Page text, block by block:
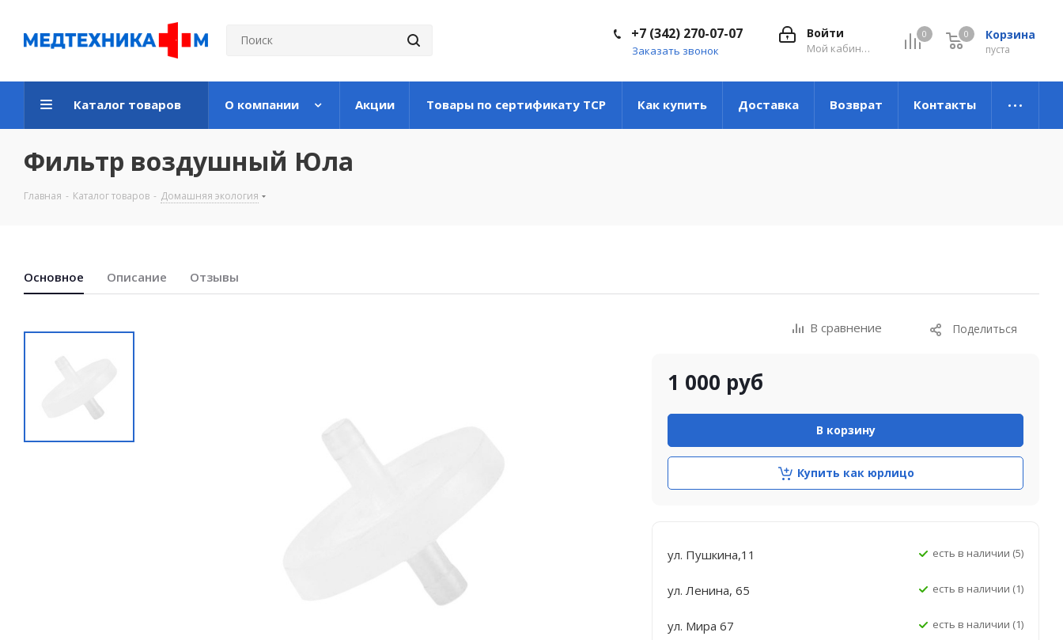
0 Корзина
0
пуста
0
Войти
Мой кабинет
+7 (342) 270-07-07
Заказать звонок
Каталог товаров О компании Акции Товары по сертификату ТСР Как купить Доставка Возврат Контакты
Фильтр воздушный Юла
Главная - Каталог товаров - Домашняя экология
Основноe Описание Отзывы
В сравнение Поделиться
1 000 руб
В корзину
Купить как юрлицо
ул. Пушкина,11 Есть в наличии (5)
ул. Ленина, 65 Есть в наличии (1)
ул. Мира 67 Есть в наличии (1)